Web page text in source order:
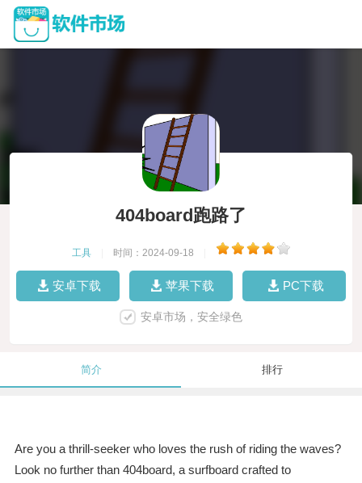
404board跑路了
工具 时间：2024-09-18
安卓下载 苹果下载 PC下载
安卓市场，安全绿色
简介 排行
Are you a thrill-seeker who loves the rush of riding the waves?
Look no further than 404board, a surfboard crafted to